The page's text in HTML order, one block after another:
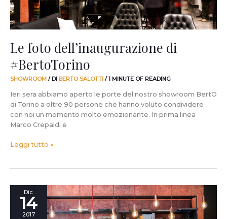
Le foto dell’inaugurazione di
#BertoTorino
SHOWROOM / DI BERTO SALOTTI /1 MINUTE OF READING
Ieri sera abbiamo aperto le porte del nostro showroom BertO
di Torino a oltre 90 persone che hanno voluto condividere
con noi un momento molto emozionante. In prima linea
Marco Crepaldi e
Leggi tutto »
Dic
14
2017
BertO
Opening
Live: